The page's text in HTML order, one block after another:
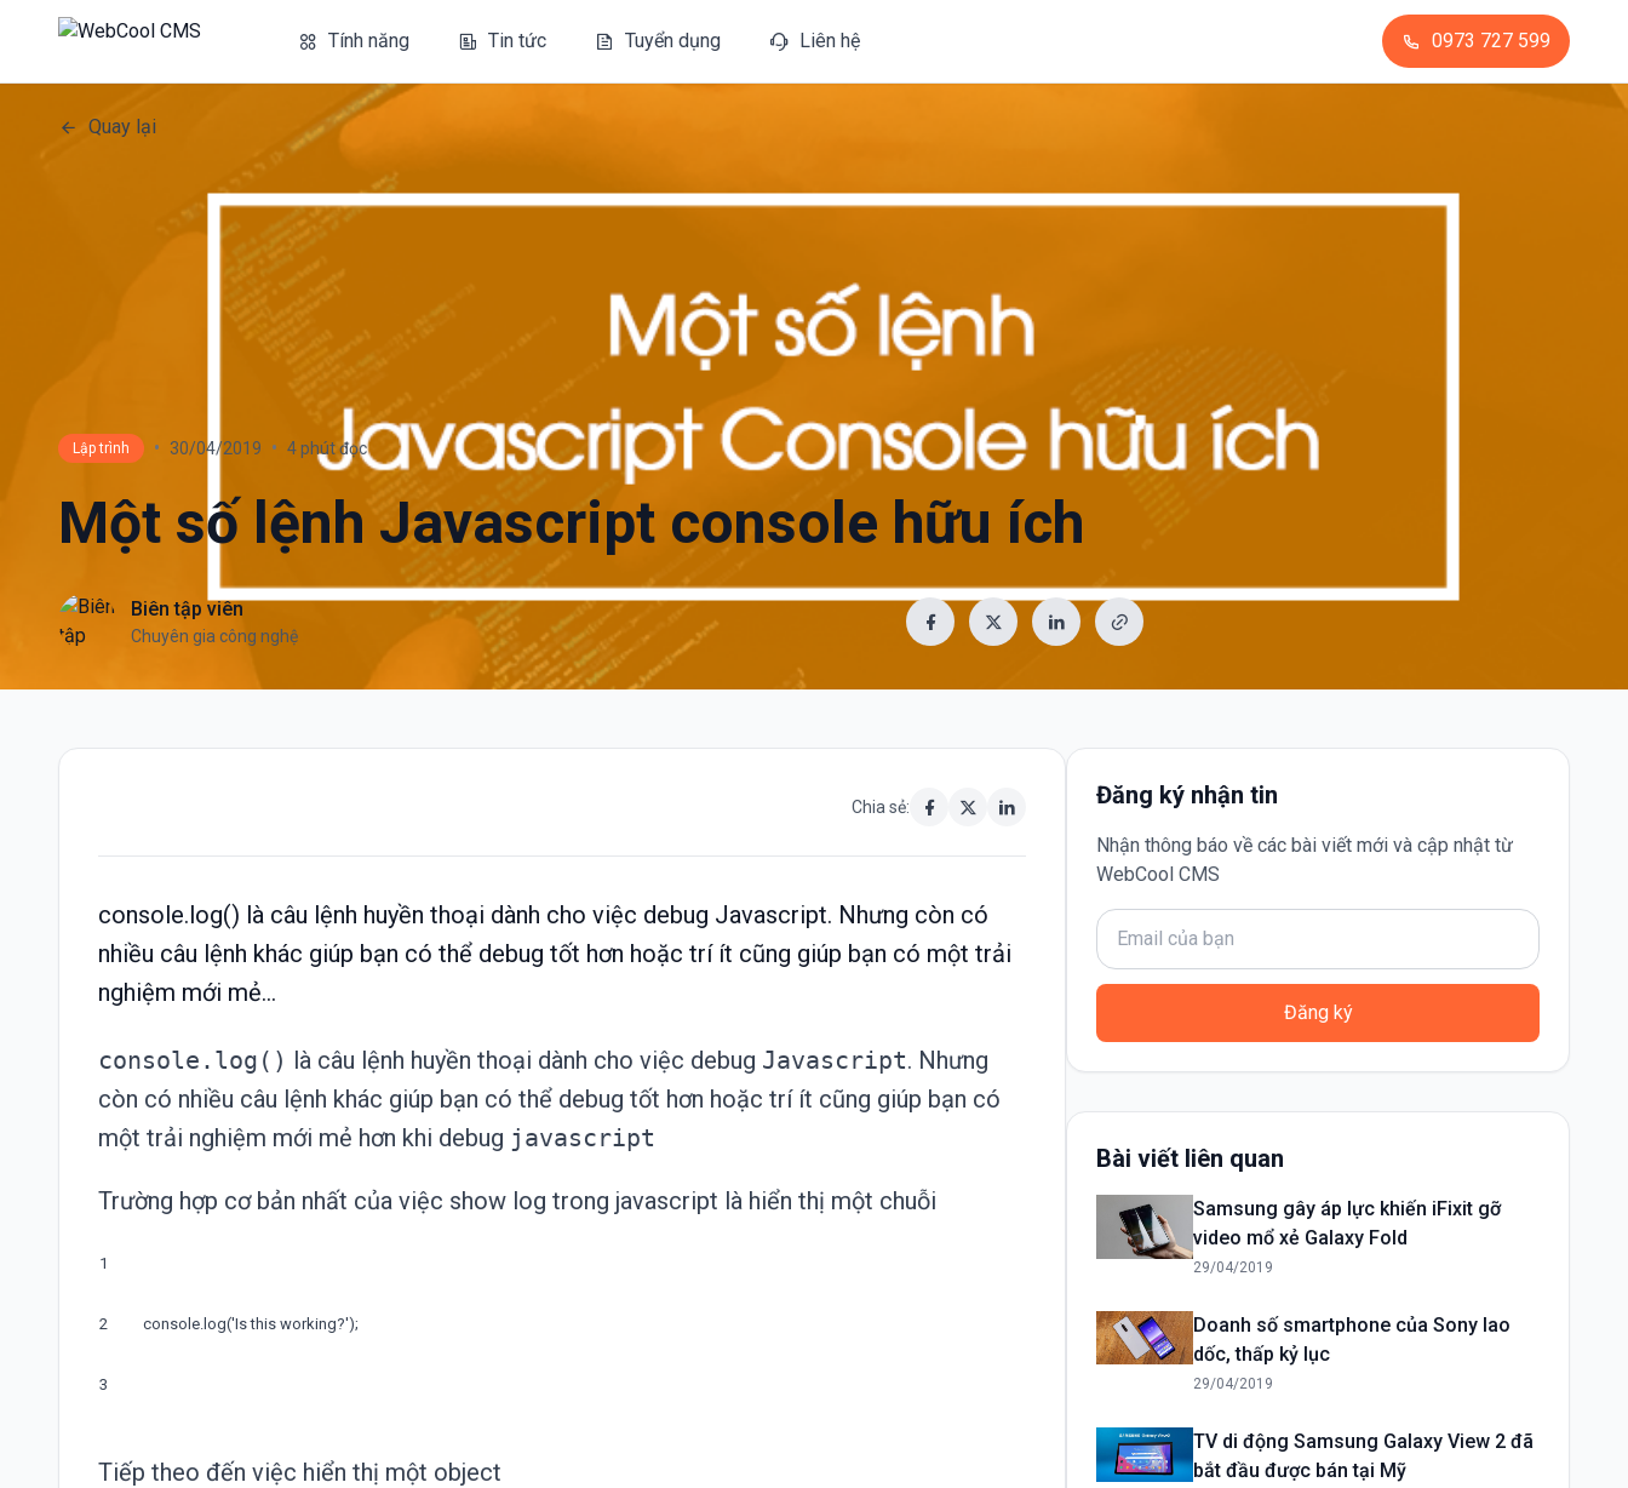
Tính năng Tin tức Tuyển dụng Liên hệ 0973 727 599
Quay lại
Lập trình • 30/04/2019 • 4 phút đọc
Một số lệnh Javascript console hữu ích
Biên tập viên
Chuyên gia công nghệ
Chia sẻ:
console.log() là câu lệnh huyền thoại dành cho việc debug Javascript. Nhưng còn có
nhiều câu lệnh khác giúp bạn có thể debug tốt hơn hoặc trí ít cũng giúp bạn có một trải
nghiệm mới mẻ...
console .log() là câu lệnh huyền thoại dành cho việc debug Javascript. Nhưng
còn có nhiều câu lệnh khác giúp bạn có thể debug tốt hơn hoặc trí ít cũng giúp bạn có
một trải nghiệm mới mẻ hơn khi debug javascript
Trường hợp cơ bản nhất của việc show log trong javascript là hiển thị một chuỗi
1
2
3
console. log('Is this working?');
Tiếp theo đến việc hiển thị một object
Đăng ký nhận tin
Nhận thông báo về các bài viết mới và cập nhật từ
WebCool CMS
Đăng ký
Bài viết liên quan
Samsung gây áp lực khiến iFixit gỡ
video mổ xẻ Galaxy Fold
29/04/2019
Doanh số smartphone của Sony lao
dốc, thấp kỷ lục
29/04/2019
TV di động Samsung Galaxy View 2 đã
bắt đầu được bán tại Mỹ